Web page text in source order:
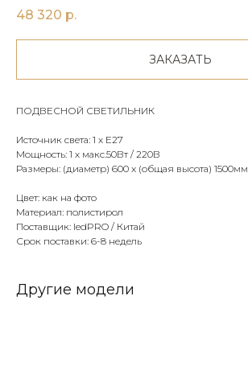
48 320 р.
ЗАКАЗАТЬ
ПОДВЕСНОЙ СВЕТИЛЬНИК
Источник света: 1 х E27
Мощность: 1 х макс.50Вт / 220В
Размеры: (диаметр) 600 х (общая высота) 1500мм
Цвет: как на фото
Материал: полистирол
Поставщик: ledPRO / Китай
Срок поставки: 6-8 недель
Другие модели